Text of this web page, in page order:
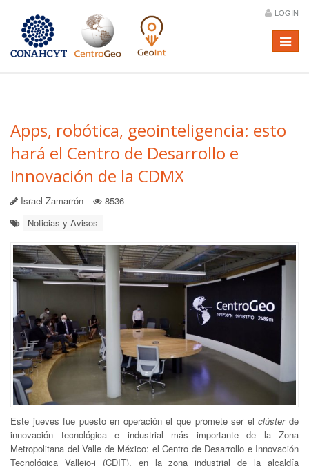
LOGIN
Menú
Apps, robótica, geointeligencia: esto
hará el Centro de Desarrollo e
Innovación de la CDMX
Israel Zamarrón
8536
Noticias y Avisos
Este jueves fue puesto en operación el que promete ser elclústerde
innovación tecnológica e industrial más importante de la Zona
Metropolitana del Valle de México: el Centro de Desarrollo e Innovación
Tecnológica Vallejo-i (CDIT), en la zona industrial de la alcaldía